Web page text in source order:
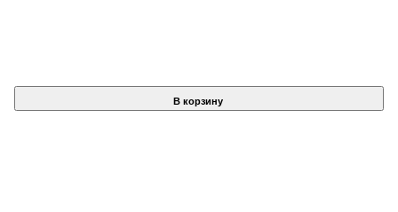
В корзину